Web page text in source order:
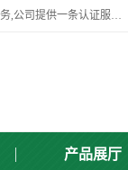
杭州贝安企业管理有限公司竭诚为广大企业客户提供:45001认证,商品售后服务认证,CE认证,知识产权体系认证,iso体系认证等服务,公司提供一条认证服务,方便快捷.
产品展厅